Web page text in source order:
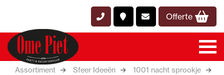
Offerte
Assortiment Sfeer Ideeën 1001 nacht sprookje